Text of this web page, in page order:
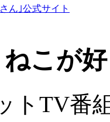
ん｣公式サイト
こが
トTV番